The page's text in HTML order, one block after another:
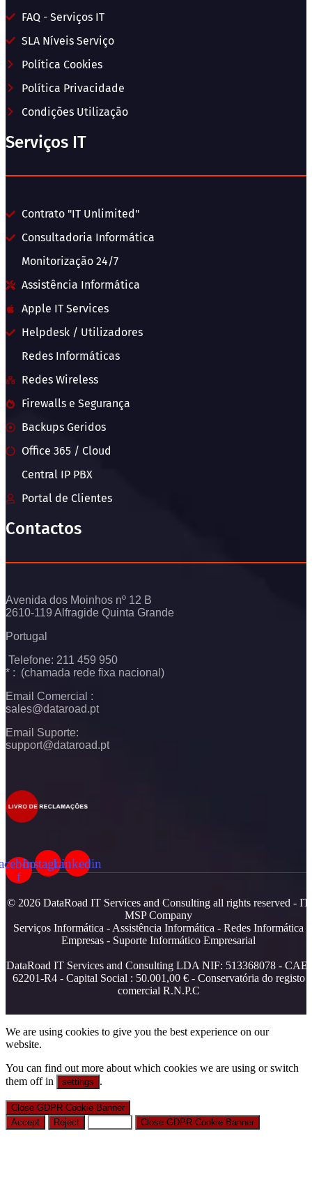
FAQ - Serviços IT
SLA Níveis Serviço
Política Cookies
Política Privacidade
Condições Utilização
Serviços IT
Contrato "IT Unlimited"
Consultadoria Informática
Monitorização 24/7
Assistência Informática
Apple IT Services
Helpdesk / Utilizadores
Redes Informáticas
Redes Wireless
Firewalls e Segurança
Backups Geridos
Office 365 / Cloud
Central IP PBX
Portal de Clientes
Contactos
Avenida dos Moinhos nº 12 B
2610-119 Alfragide Quinta Grande
Portugal
Telefone: 211 459 950
* : (chamada rede fixa nacional)
Email Comercial :
sales@dataroad.pt
Email Suporte:
support@dataroad.pt
f
InstagramLinkedin
© 2026 DataRoad IT Services and Consulting all rights reserved - IT
MSP Company
Serviços Informática - Assistência Informática - Redes Informática
Empresas - Suporte Informático Empresarial
DataRoad IT Services and Consulting LDA NIF: 513368078 - CAE:
62201-R4 - Capital Social : 50.001,00 € - Conservatória do registo
comercial R.N.P.C
We are using cookies to give you the best experience on our
website.
You can find out more about which cookies we are using or switch
them off in
settings .
Close GDPR Cookie Banner
Accept
Reject Close GDPR Cookie Banner